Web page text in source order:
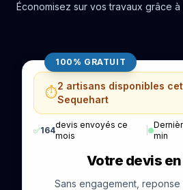
Économisez sur vos travaux grâce à
100% GRATUIT
⏱️2 artisans disponibles
Sequehart
✅164
devis envoyés ce
mois
|
min
Votre devis
Sans engagement,